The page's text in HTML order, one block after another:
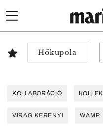
Hőkupola
KOLLABORÁCIÓ
VIRAG KERENYI WAMP